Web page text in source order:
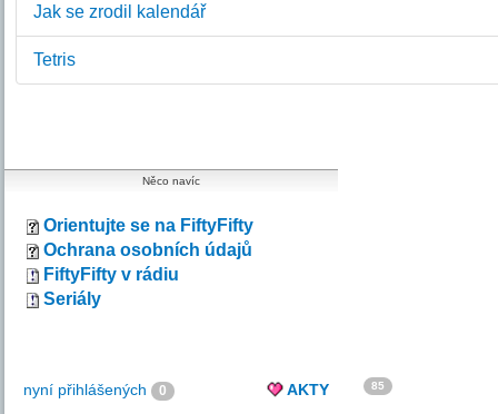
Jak se zrodil kalendář
Tetris
Něco navíc
Orientujte se na FiftyFifty
Ochrana osobních údajů
FiftyFifty v rádiu
Seriály
nyní přihlášených 0 AKTY 85